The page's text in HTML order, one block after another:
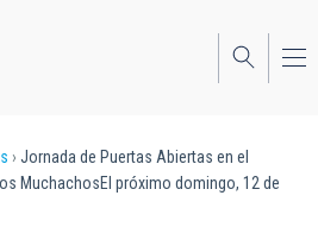
Jornada de Puertas Abiertas en el
MuchachosEl próximo domingo, 12 de